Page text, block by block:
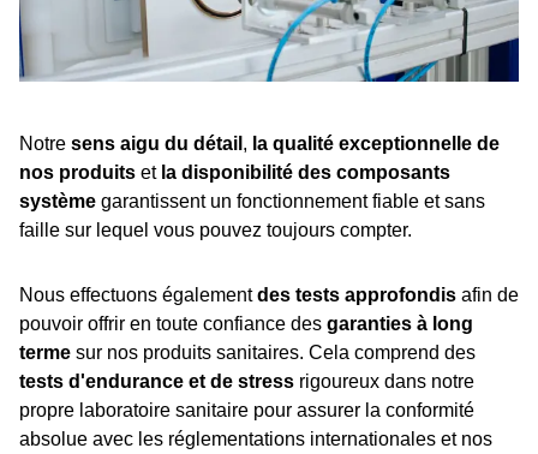
Notre sens aigu du détail , la qualité exceptionnelle de
nos produits et la disponibilité des composants
système garantissent un fonctionnement fiable et sans
faille sur lequel vous pouvez toujours compter.
Nous effectuons égalementdes tests approfondis afin de
pouvoir offrir en toute confiance des garanties à long
terme sur nos produits sanitaires. Cela comprend des
tests d'endurance et de stress rigoureux dans notre
propre laboratoire sanitaire pour assurer la conformité
absolue avec les réglementations internationales et nos